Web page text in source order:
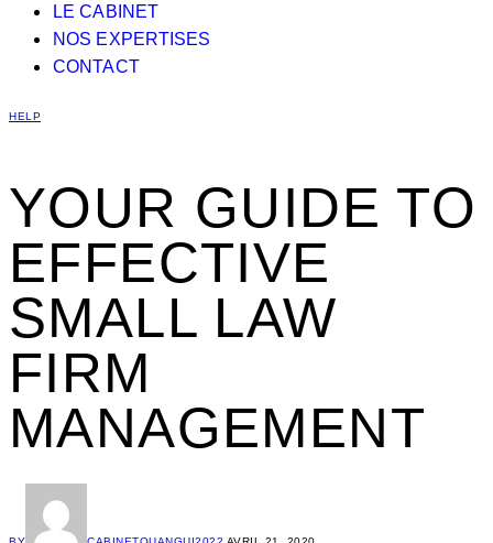
LE CABINET
NOS EXPERTISES
CONTACT
HELP
YOUR GUIDE TO
EFFECTIVE
SMALL LAW
FIRM
MANAGEMENT